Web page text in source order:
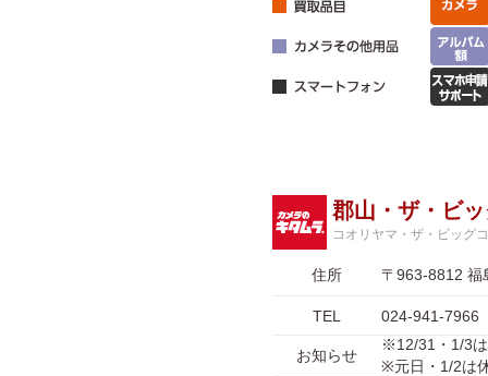
郡山・ザ・ビ
コオリヤマ・ザ・ビッグ
住所 〒963-8812
TEL 024-941-7966
お知らせ
※12/31・1/3
※元日・1/2は